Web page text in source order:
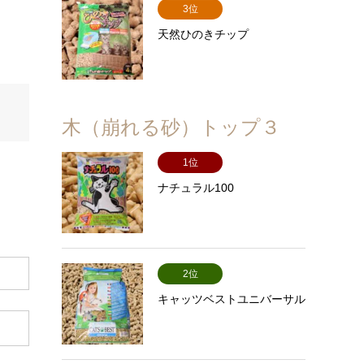
3位
天然ひのきチップ
木（崩れる砂）トップ３
1位
ナチュラル100
2位
キャッツベストユニバーサル